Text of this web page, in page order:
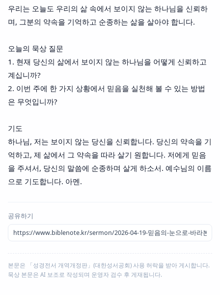
우리는 오늘도 우리의 삶 속에서 보이지 않는 하나님을 신뢰하
며, 그분의 약속을 기억하고 순종하는 삶을 살아야 합니다.
오늘의 묵상 질문
1. 현재 당신의 삶에서 보이지 않는 하나님을 어떻게 신뢰하고
계십니까?
2. 이번 주에 한 가지 상황에서 믿음을 실천해 볼 수 있는 방법
은 무엇입니까?
기도
하나님, 저는 보이지 않는 당신을 신뢰합니다. 당신의 약속을 기
억하고, 제 삶에서 그 약속을 따라 살기 원합니다. 저에게 믿음
을 주셔서, 당신의 말씀에 순종하며 살게 하소서. 예수님의 이름
으로 기도합니다. 아멘.
공유하기
본문은 「성경전서 개역개정판」(대한성서공회) 사용 허락을 받아 게시합니다.
묵상 본문은 AI 보조로 작성되며 운영자 검수 후 게재됩니다.